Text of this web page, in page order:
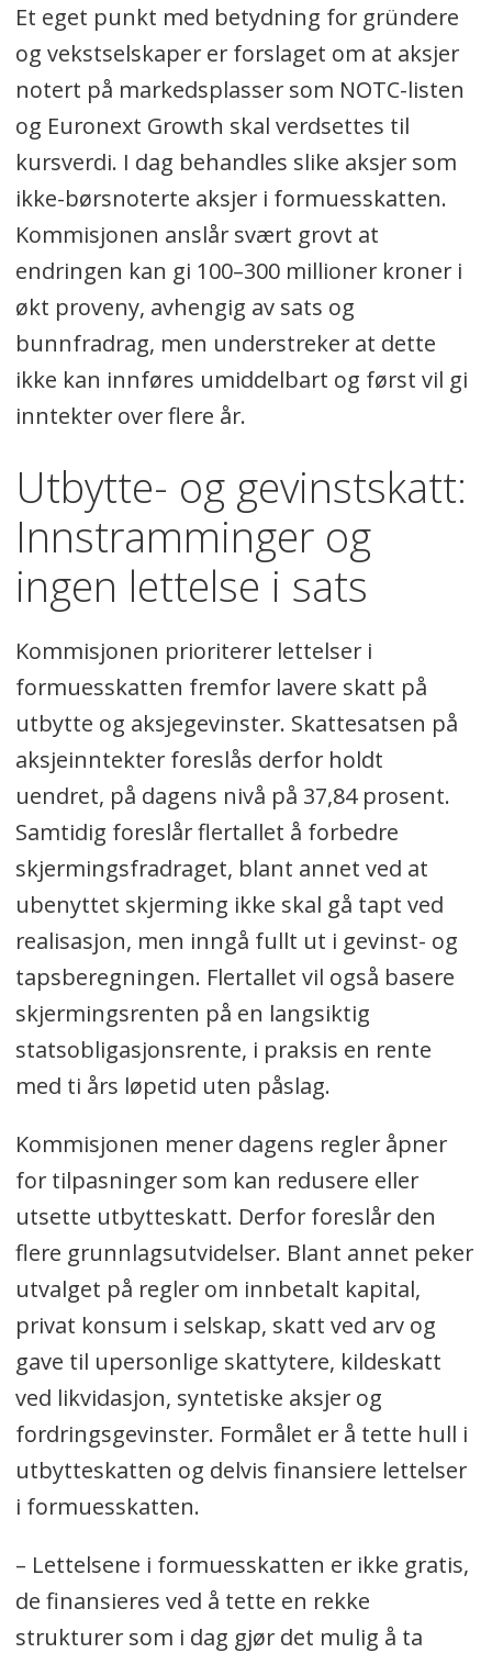
Et eget punkt med betydning for gründere
og vekstselskaper er forslaget om at aksjer
notert på markedsplasser som NOTC-listen
og Euronext Growth skal verdsettes til
kursverdi. I dag behandles slike aksjer som
ikke-børsnoterte aksjer i formuesskatten.
Kommisjonen anslår svært grovt at
endringen kan gi 100–300 millioner kroner i
økt proveny, avhengig av sats og
bunnfradrag, men understreker at dette
ikke kan innføres umiddelbart og først vil gi
inntekter over flere år.
Utbytte- og gevinstskatt:
Innstramminger og
ingen lettelse i sats
Kommisjonen prioriterer lettelser i
formuesskatten fremfor lavere skatt på
utbytte og aksjegevinster. Skattesatsen på
aksjeinntekter foreslås derfor holdt
uendret, på dagens nivå på 37,84 prosent.
Samtidig foreslår flertallet å forbedre
skjermingsfradraget, blant annet ved at
ubenyttet skjerming ikke skal gå tapt ved
realisasjon, men inngå fullt ut i gevinst- og
tapsberegningen. Flertallet vil også basere
skjermingsrenten på en langsiktig
statsobligasjonsrente, i praksis en rente
med ti års løpetid uten påslag.
Kommisjonen mener dagens regler åpner
for tilpasninger som kan redusere eller
utsette utbytteskatt. Derfor foreslår den
flere grunnlagsutvidelser. Blant annet peker
utvalget på regler om innbetalt kapital,
privat konsum i selskap, skatt ved arv og
gave til upersonlige skattytere, kildeskatt
ved likvidasjon, syntetiske aksjer og
fordringsgevinster. Formålet er å tette hull i
utbytteskatten og delvis finansiere lettelser
i formuesskatten.
– Lettelsene i formuesskatten er ikke gratis,
de finansieres ved å tette en rekke
strukturer som i dag gjør det mulig å ta